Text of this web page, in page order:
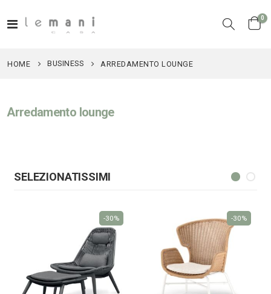
Toggle
Cart
0
HOME BUSINESS ARREDAMENTO LOUNGE
Arredamento lounge
SELEZIONATISSIMI
-30% -30%